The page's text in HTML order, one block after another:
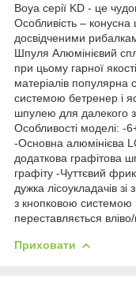
Boya серії KD - це
Особливість –
досвідченими
Шпуля Алюмінієвий
при цьому гарної
матеріалів популярна
системою бетренер і
шпулею для далекого
Особливості моделі: -
-Основна алюмінієва
додаткова графітова
графіту -Чуттєвий
дужка лісоукладачів
з кнопковою
переставляється
Приховати